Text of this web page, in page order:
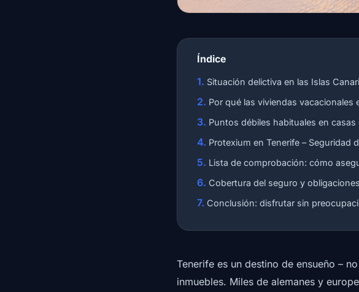
Índice
Situación delictiva en las Islas
Por qué las viviendas
Puntos débiles habituales en casas
Protexium en Tenerife – Seguridad
Lista de comprobación: cómo
Cobertura del seguro y
Conclusión: disfrutar sin
Tenerife es un destino de ensueño –
inmuebles. Miles de alemanes y